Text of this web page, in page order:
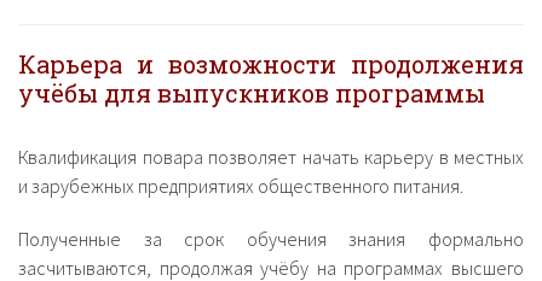
Карьера и возможности продолжения
учёбы для выпускников программы
Квалификация повара позволяет начать карьеру в местных
и зарубежных предприятиях общественного питания.
Полученные за срок обучения знания формально
засчитываются, продолжая учёбу на программах высшего